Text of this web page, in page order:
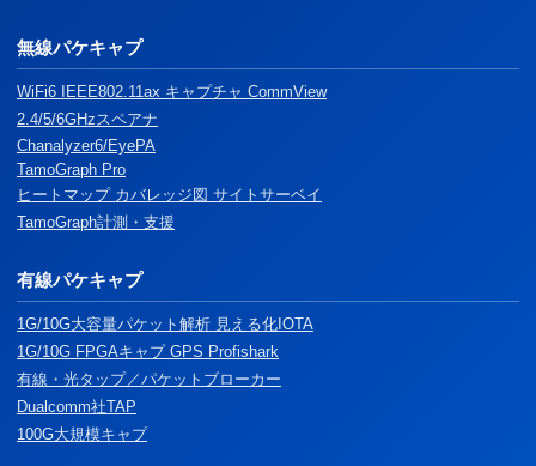
無線パケキャプ
WiFi6 IEEE802.11ax キャプチャ CommView
2.4/5/6GHzスペアナ
Chanalyzer6/EyePA
TamoGraph Pro
ヒートマップ カバレッジ図 サイトサーベイ
TamoGraph計測・支援
有線パケキャプ
1G/10G大容量パケット解析 見える化IOTA
1G/10G FPGAキャプ GPS Profishark
有線・光タップ／パケットブローカー
Dualcomm社TAP
100G大規模キャプ